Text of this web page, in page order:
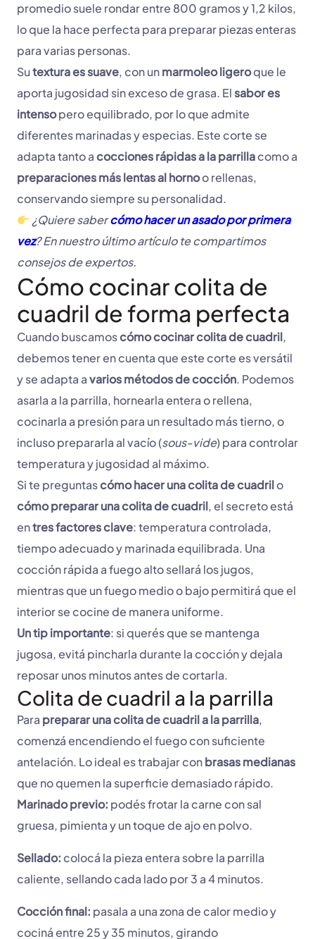
promedio suele rondar entre 800 gramos y 1,2 kilos,
lo que la hace perfecta para preparar piezas enteras
para varias personas.
Sutextura es suave, con unmarmoleo ligeroque le
aporta jugosidad sin exceso de grasa. Elsabor es
intensopero equilibrado, por lo que admite
diferentes marinadas y especias. Este corte se
adapta tanto acocciones rápidas a la parrillacomo a
preparaciones más lentas al hornoo rellenas,
conservando siempre su personalidad.
¿Quiere sabercómo hacer un asado por primera
vez? En nuestro último artículo te compartimos
consejos de expertos.
Cómo cocinar colita de
cuadril de forma perfecta
Cuando buscamoscómo cocinar colita de cuadril,
debemos tener en cuenta que este corte es versátil
y se adapta avarios métodos de cocción. Podemos
asarla a la parrilla, hornearla entera o rellena,
cocinarla a presión para un resultado más tierno, o
incluso prepararla al vacío (sous-vide) para controlar
temperatura y jugosidad al máximo.
Si te preguntascómo hacer una colita de cuadrilo
cómo preparar una colita de cuadril, el secreto está
entres factores clave: temperatura controlada,
tiempo adecuado y marinada equilibrada. Una
cocción rápida a fuego alto sellará los jugos,
mientras que un fuego medio o bajo permitirá que el
interior se cocine de manera uniforme.
Un tip importante: si querés que se mantenga
jugosa, evitá pincharla durante la cocción y dejala
reposar unos minutos antes de cortarla.
Colita de cuadril a la parrilla
Para preparar una colita de cuadril a la parrilla,
comenzá encendiendo el fuego con suficiente
antelación. Lo ideal es trabajar conbrasas medianas
que no quemen la superficie demasiado rápido.
Marinado previo: podés frotar la carne con sal
gruesa, pimienta y un toque de ajo en polvo.
Sellado:colocá la pieza entera sobre la parrilla
caliente, sellando cada lado por 3 a 4 minutos.
Cocción final: pasala a una zona de calor medio y
cociná entre 25 y 35 minutos, girando